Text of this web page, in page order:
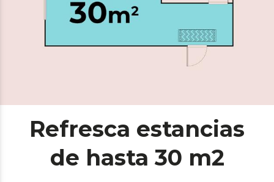
Refresca estancias
de hasta 30 m2